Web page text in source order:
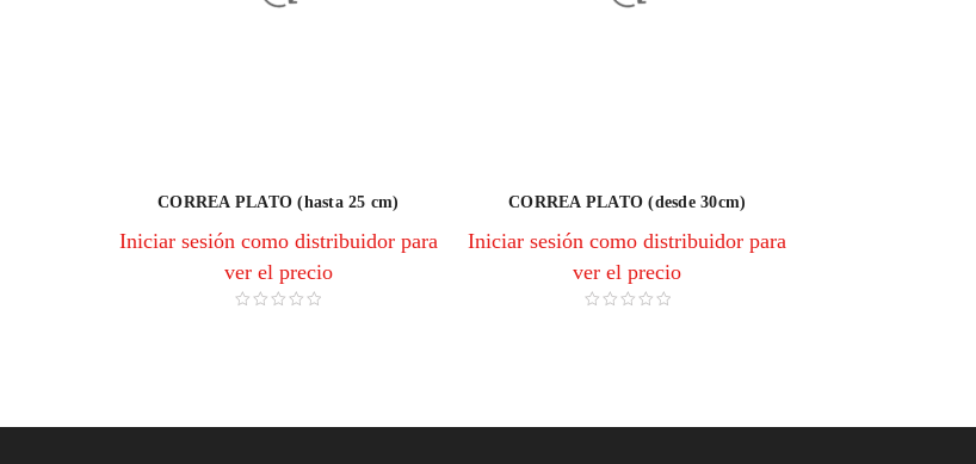
CORREA PLATO (hasta 25 cm)
Iniciar sesión como distribuidor para
ver el precio
CORREA PLATO (desde 30cm)
Iniciar sesión como distribuidor para
ver el precio